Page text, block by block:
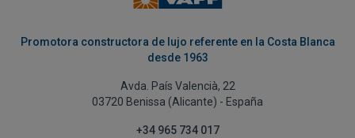
Promotora constructora de lujo referente en la Costa Blanca
desde 1963
Avda. País Valencià, 22
03720 Benissa (Alicante) - España
+34 965 734 017